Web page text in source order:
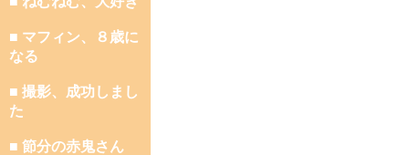
■ マフィン、８歳に
なる
■ 撮影、成功しまし
た
■ 節分の赤鬼さん